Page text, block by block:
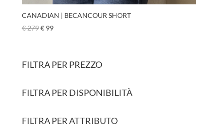
CANADIAN | BECANCOUR SHORT
€279€99
FILTRA PER PREZZO
FILTRA PER DISPONIBILITÀ
FILTRA PER ATTRIBUTO